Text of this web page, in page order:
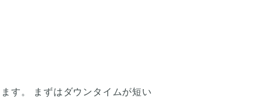
す。 まずはダウンタイムが短い